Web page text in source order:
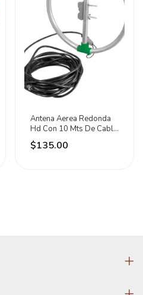
Antena Aerea Redonda
Hd Con 10 Mts De Cable
Lion Tools
$135.00